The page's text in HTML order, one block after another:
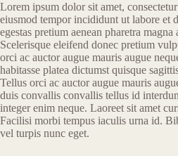
Lorem ipsum dolor sit amet,
eiusmod tempor incididunt ut labore et
egestas pretium aenean pharetra
Scelerisque eleifend donec pretium
orci ac auctor augue mauris augue
habitasse platea dictumst quisque
Tellus orci ac auctor augue mauris
duis convallis convallis tellus id
integer enim neque. Laoreet sit amet
Facilisi morbi tempus iaculis urna id.
vel turpis nunc eget.